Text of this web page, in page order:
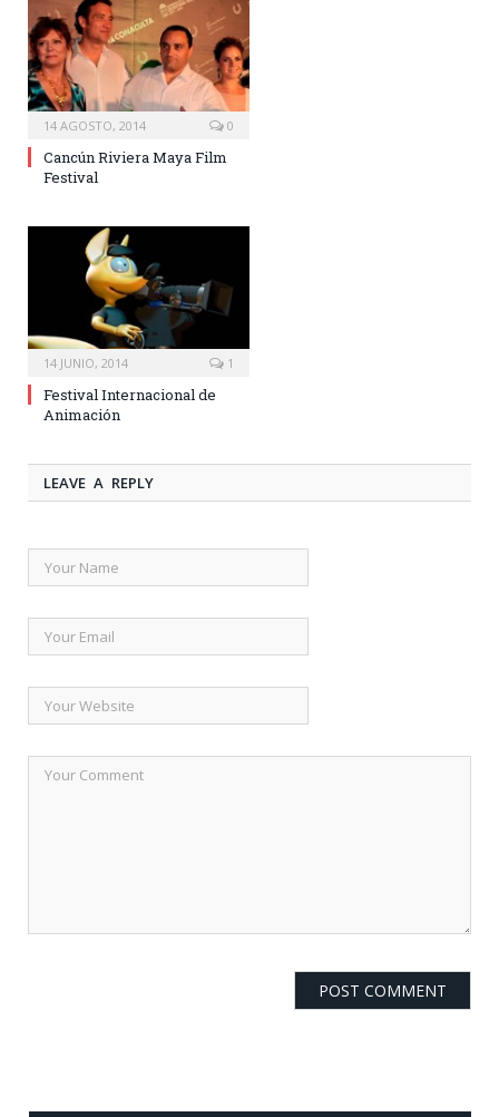
14 AGOSTO, 2014 0
Cancún Riviera Maya Film
Festival
14 JUNIO, 2014 1
Festival Internacional de
Animación
LEAVE A REPLY